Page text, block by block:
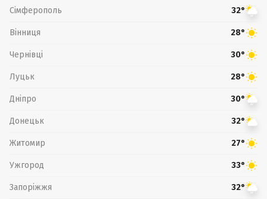
Сімферополь 32°
Вінниця 28°
Чернівці 30°
Луцьк 28°
Дніпро 30°
Донецьк 32°
Житомир 27°
Ужгород 33°
Запоріжжя 32°